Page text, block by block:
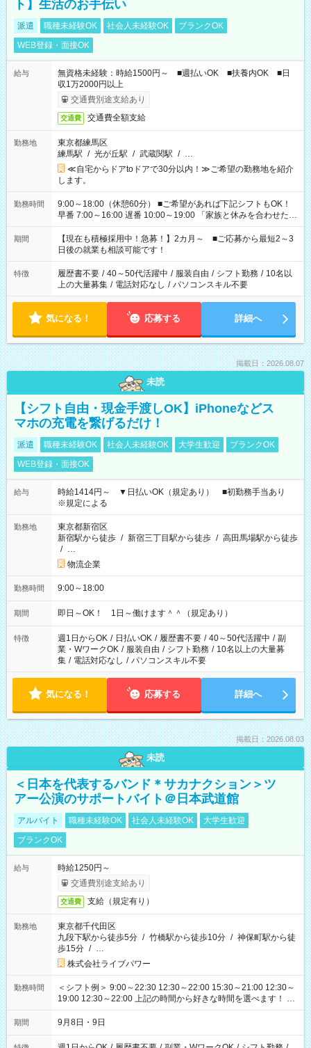
ト】生活のお手伝い
派遣 職種未経験OK 社会人未経験OK
ブランクOK
WEB登録・面接OK
給与
無資格未経験：時給1500円～ ■週払いOK ■扶養内OK ■日
収1万2000円以上
交通費別途支給あり
交通費 交通費全額支給
勤務地
東京都練馬区
練馬駅 / 光が丘駅 / 武蔵関駅 / …
≪自宅からドアtoドアで30分以内！≫ご希望の勤務地を紹介
します。
勤務時間
9:00～18:00（休憩60分） ■ご希望があれば下記シフトもOK！
早番 7:00～16:00 遅番 10:00～19:00 「家族と休みを合わせた
い」 「余裕を持って夕飯の準備がしたい」 「できれば残業はし
たくない」 など、ご希望を教えてくださいね。 ※Wワーク希望
の方へ 今ご覧のお仕事で希望する勤務時間と、もう1つのお仕事
の勤務時間。 合計で週40時間を超える場合は応募できません。
期間
【現在も積極採用中！急募！】2カ月～ ■ご応募から最短2～3
日後の就業も相談可能です！
特徴 履歴書不要 / 40～50代活躍中 / 服装自由 / シフト勤務 / 10名以
上の大量募集 / 電話対応なし / パソコンスキル不要
気になる！ 応募する 詳細へ
掲載日：2026.08.07
未読
【シフト自由・現金手渡しOK】iPhoneなどス
マホの充電を繋げるだけ！
派遣 職種未経験OK 社会人未経験OK 大学生歓迎
ブランクOK
WEB登録・面接OK
給与
時給1414円～ ▼日払いOK（規定あり） ■初勤務手当あり
※規定による
勤務地
東京都新宿区
新宿駅から徒歩 / 新宿三丁目駅から徒歩 / 高田馬場駅から徒歩
/ …
物流企業
勤務時間 9:00～18:00
期間 即日～OK！ 1日～働けます＾＾（規定あり）
特徴 週1日からOK / 日払いOK / 履歴書不要 / 40～50代活躍中 / 副
業・WワークOK / 服装自由 / シフト勤務 / 10名以上の大量募
集 / 電話対応なし / パソコンスキル不要
気になる！ 応募する 詳細へ
掲載日：2026.08.03
未読
＜日本を代表するバンド＊サカナクション＞ツ
アー公演のサポートバイト＠日本武道館
アルバイト 職種未経験OK 社会人未経験OK
大学生歓迎
ブランクOK
給与
時給1250円～
交通費別途支給あり
交通費 支給（規定有り）
勤務地
東京都千代田区
九段下駅から徒歩5分 / 竹橋駅から徒歩10分 / 神保町駅から徒
歩15分 / …
株式会社ライブパワー
勤務時間
＜シフト例＞ 9:00～22:30 12:30～22:00 15:30～21:00 12:30～
19:00 12:30～22:00 上記の時間から好きな時間を選べます！ ※
時間は変更となる可能性があります
期間 9月8日・9日